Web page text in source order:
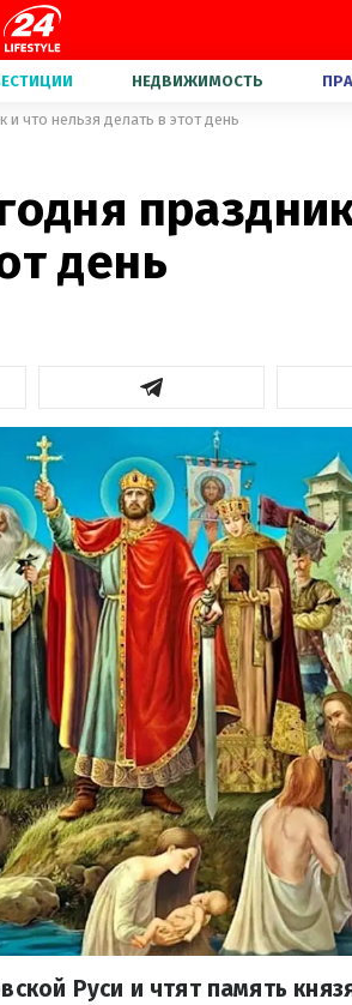
НЕДВИЖИМОСТЬ
и что нельзя делать в этот день
день
Руси и чтят память